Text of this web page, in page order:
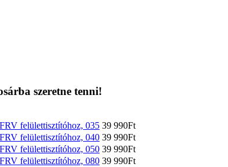
szeretne tenni!
felülettisztítóhoz, 035 39 990Ft
felülettisztítóhoz, 040 39 990Ft
felülettisztítóhoz, 050 39 990Ft
felülettisztítóhoz, 080 39 990Ft